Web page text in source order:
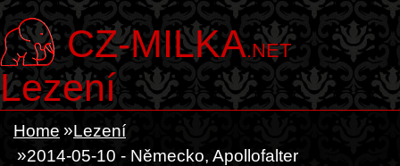
CZ-MILKA.NET
Lezení
Home
Lezení
2014-05-10 - Německo, Apollofalter